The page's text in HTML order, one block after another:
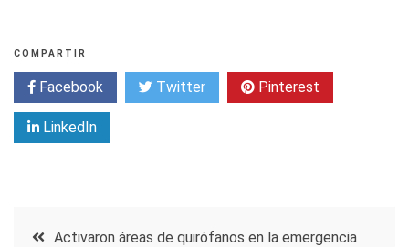
COMPARTIR
Facebook Twitter Pinterest
LinkedIn
Navegación
Activaron áreas de quirófanos en la emergencia